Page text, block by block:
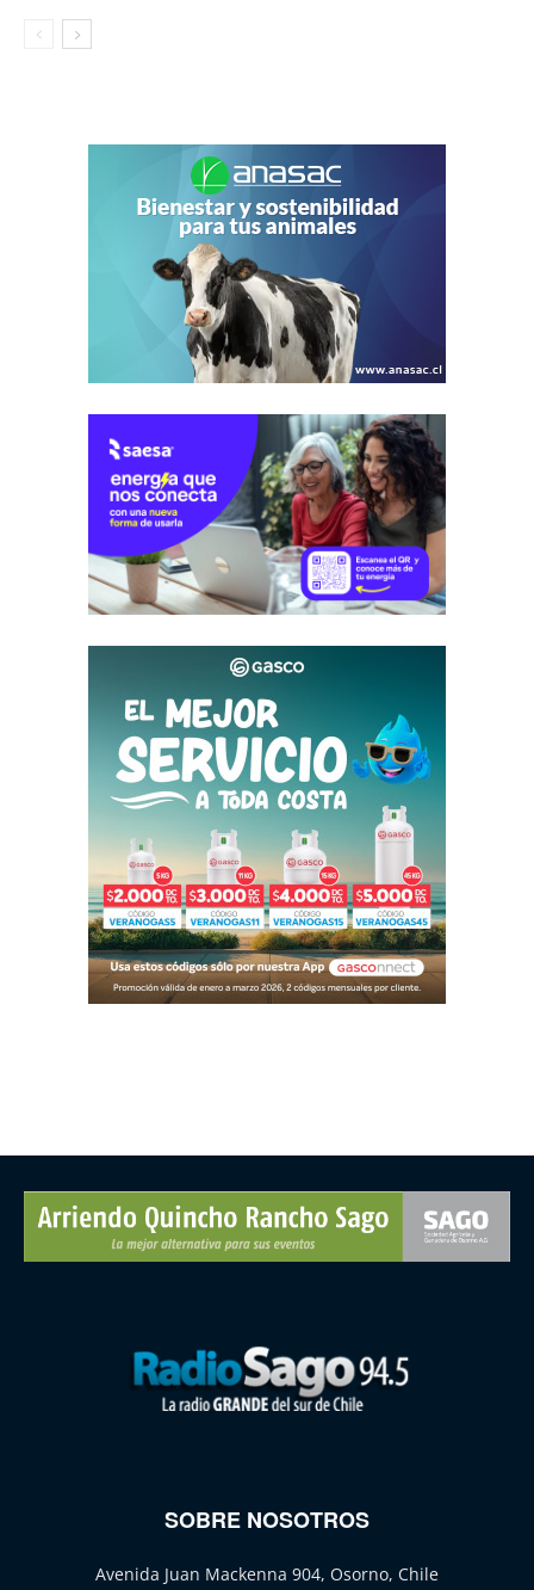
SOBRE NOSOTROS
Avenida Juan Mackenna 904, Osorno, Chile